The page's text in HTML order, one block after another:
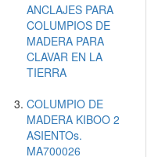
ANCLAJES PARA
COLUMPIOS DE
MADERA PARA
CLAVAR EN LA
TIERRA
COLUMPIO DE
MADERA KIBOO 2
ASIENTOs.
MA700026